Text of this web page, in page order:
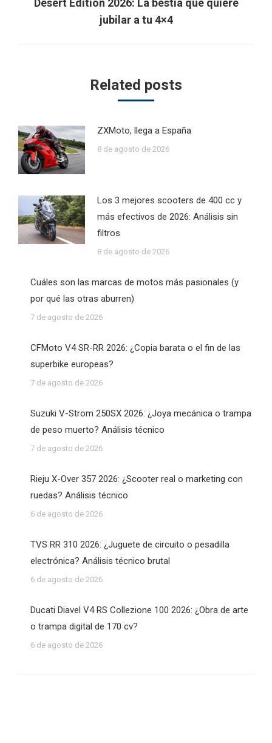
post:
Desert Edition 2026: La bestia que quiere
jubilar a tu 4×4
Related posts
ZXMoto, llega a España
8 de agosto de 2026
Los 3 mejores scooters de 400 cc y
más efectivos de 2026: Análisis sin
filtros
8 de agosto de 2026
Cuáles son las marcas de motos más pasionales (y
por qué las otras aburren)
7 de agosto de 2026
CFMoto V4 SR-RR 2026: ¿Copia barata o el fin de las
superbike europeas?
7 de agosto de 2026
Suzuki V-Strom 250SX 2026: ¿Joya mecánica o trampa
de peso muerto? Análisis técnico
7 de agosto de 2026
Rieju X-Over 357 2026: ¿Scooter real o marketing con
ruedas? Análisis técnico
6 de agosto de 2026
TVS RR 310 2026: ¿Juguete de circuito o pesadilla
electrónica? Análisis técnico brutal
6 de agosto de 2026
Ducati Diavel V4 RS Collezione 100 2026: ¿Obra de arte
o trampa digital de 170 cv?
6 de agosto de 2026